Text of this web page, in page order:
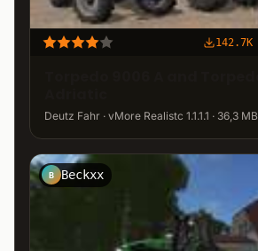
142.7K
Deutz Fahr · vMore Realistc 1.1.1.1 · 36,3 MB
B Beckxx